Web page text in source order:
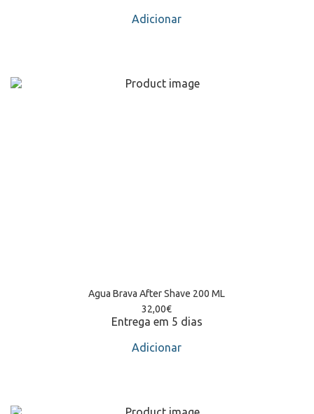
Adicionar
Agua Brava After Shave 200 ML
32,00€
Entrega em 5 dias
Adicionar